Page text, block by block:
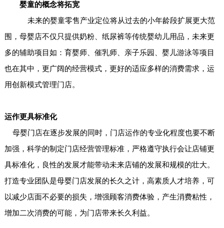
婴童的概念将拓宽
未来的婴童零售产业定位将从过去的小年龄段扩展更大范
围，母婴店不仅只提供奶粉、纸尿裤等传统婴幼儿用品，未来更
多的辅助项目如：育婴师、催乳师、亲子乐园、婴儿游泳等项目
也在其中，更广阔的经营模式，更好的适应多样的消费需求，运
用创新模式管理门店。
运作更具标准化
母婴门店在逐步发展的同时，门店运作的专业化程度也要不断
加强，科学的制定门店经营管理标准，严格遵守执行会让店铺更
具标准化，良性的发展才能带动未来店铺的发展和规模的壮大。
打造专业团队是母婴门店发展的长久之计，高素质人才培养，可
以减少店面不必要的损失，增强顾客消费体验，产生消费粘性，
增加二次消费的可能，为门店带来长久利益。